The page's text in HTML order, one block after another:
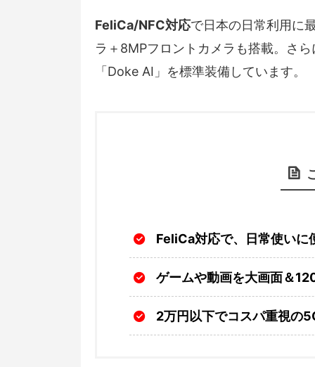
FeliCa/NFC対応で日本の日常利用に
ラ＋8MPフロントカメラも搭載。さ
「Doke AI」を標準装備しています。
FeliCa対応で、日常使いに
ゲームや動画を大画面＆
2万円以下でコスパ重視の